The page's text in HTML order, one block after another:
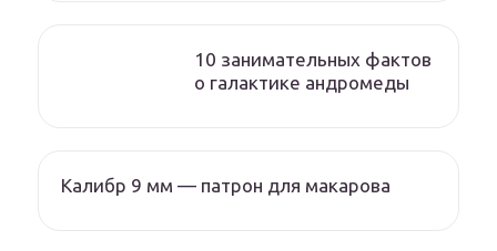
10 занимательных фактов
о галактике андромеды
Калибр 9 мм — патрон для макарова